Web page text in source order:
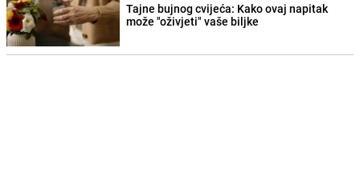
Tajne bujnog cvijeća: Kako ovaj napitak
može "oživjeti" vaše biljke